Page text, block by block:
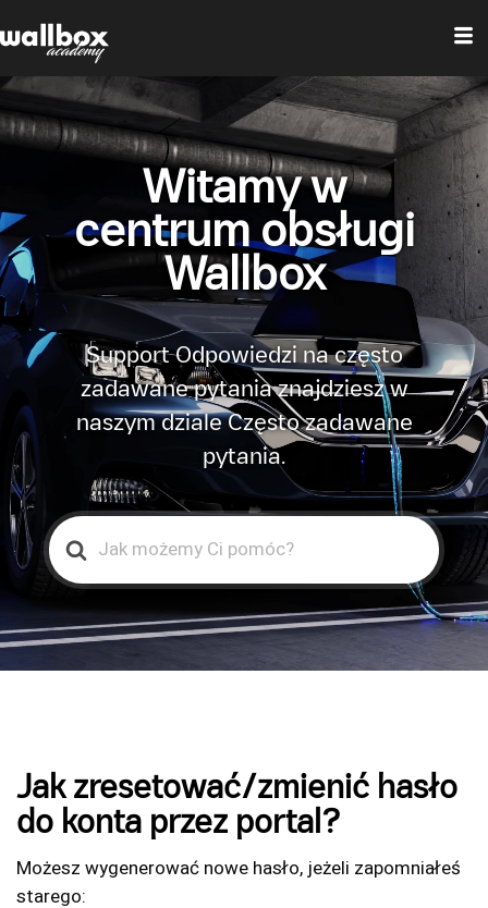
Witamy w
centrum obsługi
Wallbox
Support Odpowiedzi na często
zadawane pytania znajdziesz w
naszym dziale Często zadawane
pytania.
Search
For
Jak zresetować/zmienić hasło
do konta przez portal?
Możesz wygenerować nowe hasło, jeżeli zapomniałeś
starego: